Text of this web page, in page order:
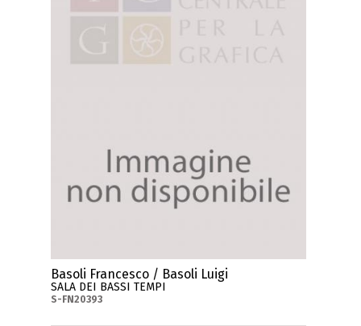
Basoli Francesco / Basoli Luigi
SALA DEI BASSI TEMPI
S-FN20393